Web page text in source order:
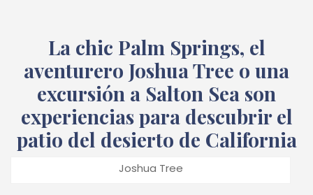
La chic Palm Springs, el
aventurero Joshua Tree o una
excursión a Salton Sea son
experiencias para descubrir el
patio del desierto de California
Joshua Tree